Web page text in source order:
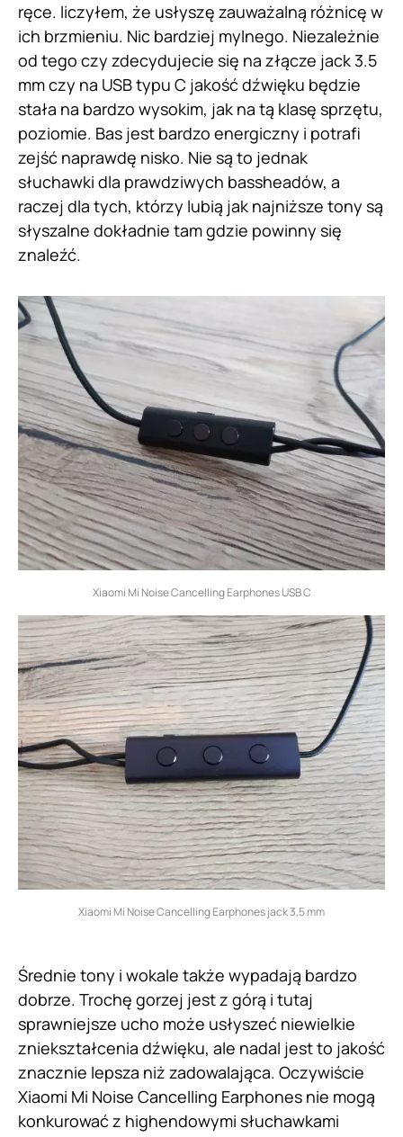
ręce. liczyłem, że usłyszę zauważalną różnicę w
ich brzmieniu. Nic bardziej mylnego. Niezależnie
od tego czy zdecydujecie się na złącze jack 3.5
mm czy na USB typu C jakość dźwięku będzie
stała na bardzo wysokim, jak na tą klasę sprzętu,
poziomie. Bas jest bardzo energiczny i potrafi
zejść naprawdę nisko. Nie są to jednak
słuchawki dla prawdziwych bassheadów, a
raczej dla tych, którzy lubią jak najniższe tony są
słyszalne dokładnie tam gdzie powinny się
znaleźć.
Xiaomi Mi Noise Cancelling Earphones USB C
Xiaomi Mi Noise Cancelling Earphones jack 3,5 mm
Średnie tony i wokale także wypadają bardzo
dobrze. Trochę gorzej jest z górą i tutaj
sprawniejsze ucho może usłyszeć niewielkie
zniekształcenia dźwięku, ale nadal jest to jakość
znacznie lepsza niż zadowalająca. Oczywiście
Xiaomi Mi Noise Cancelling Earphones nie mogą
konkurować z highendowymi słuchawkami